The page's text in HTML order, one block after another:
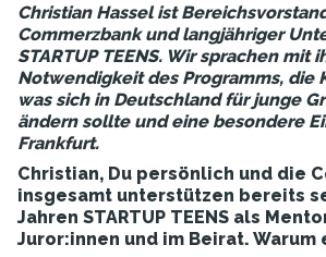
Christian Hassel ist
Commerzbank und langjähriger
STARTUP TEENS. Wir sprachen mit
Notwendigkeit des Programms, die
was sich in Deutschland für junge
ändern sollte und eine besondere
Frankfurt.
Christian, Du persönlich und die
insgesamt unterstützen bereits
Jahren STARTUP TEENS als
Juror:innen und im Beirat.